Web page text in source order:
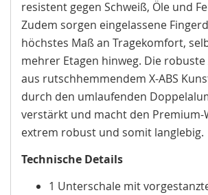
resistent gegen Schweiß, Öle und
Zudem sorgen eingelassene
höchstes Maß an Tragekomfort,
mehrer Etagen hinweg. Die robuste
aus rutschhemmendem X-ABS
durch den umlaufenden
verstärkt und macht den Premium-
extrem robust und somit langlebig.
Technische Details
1 Unterschale mit